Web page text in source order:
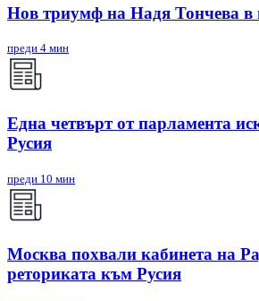
Нов триумф на Надя Тончева в
преди 4 мин
Една четвърт от парламента
Русия
преди 10 мин
Москва похвали кабинета на
реториката към Русия